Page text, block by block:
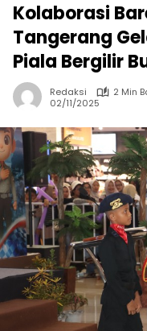
Kolaborasi
Tangerang
Piala Bergilir
Redaksi
2 Min
02/11/2025